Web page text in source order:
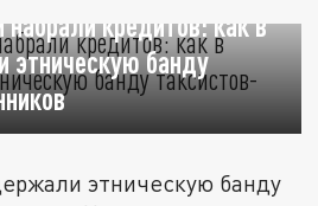
кредитов: как в
этническую банду
этническую банду